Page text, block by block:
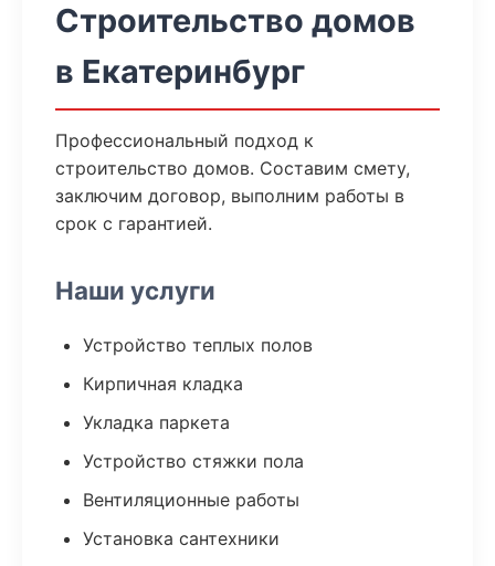
Строительство домов
в Екатеринбург
Профессиональный подход к
строительство домов. Составим смету,
заключим договор, выполним работы в
срок с гарантией.
Наши услуги
Устройство теплых полов
Кирпичная кладка
Укладка паркета
Устройство стяжки пола
Вентиляционные работы
Установка сантехники